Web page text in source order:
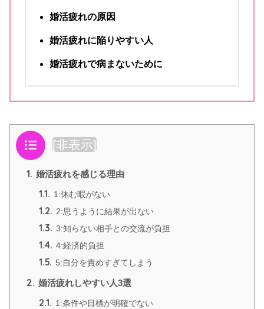
婚活疲れの原因
婚活疲れに陥りやすい人
婚活疲れで病まないために
目次 [非表示]
1. 婚活疲れを感じる理由
1.1. 1:休む暇がない
1.2. 2:思うように結果が出ない
1.3. 3:知らない相手との交流が負担
1.4. 4:経済的負担
1.5. 5:自分を責めすぎてしまう
2. 婚活疲れしやすい人3選
2.1. 1:条件や目標が明確でない